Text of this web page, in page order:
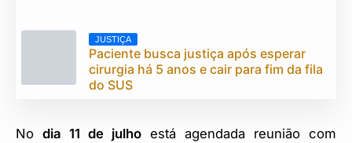
JUSTIÇA
Paciente busca justiça após esperar
cirurgia há 5 anos e cair para fim da fila
do SUS
No dia 11 de julho está agendada reunião com